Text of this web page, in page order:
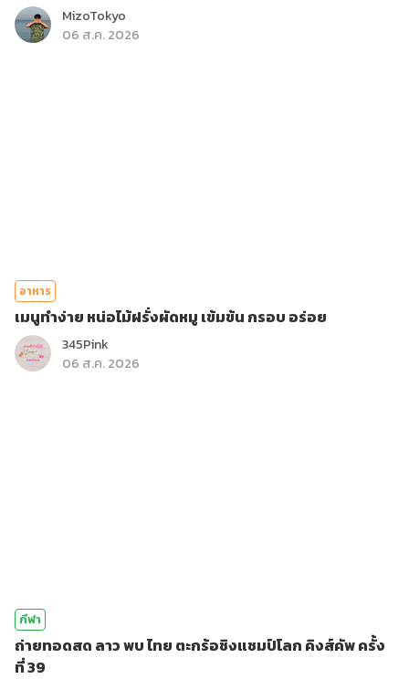
MizoTokyo
06 ส.ค. 2026
อาหาร
เมนูทำง่าย หน่อไม้ฝรั่งผัดหมู เข้มข้น กรอบ อร่อย
345Pink
06 ส.ค. 2026
กีฬา
ถ่ายทอดสด ลาว พบ ไทย ตะกร้อชิงแชมป์โลก คิงส์คัพ ครั้ง
ที่ 39